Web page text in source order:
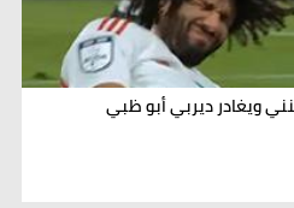
ويغادر ديربي أبو ظبي